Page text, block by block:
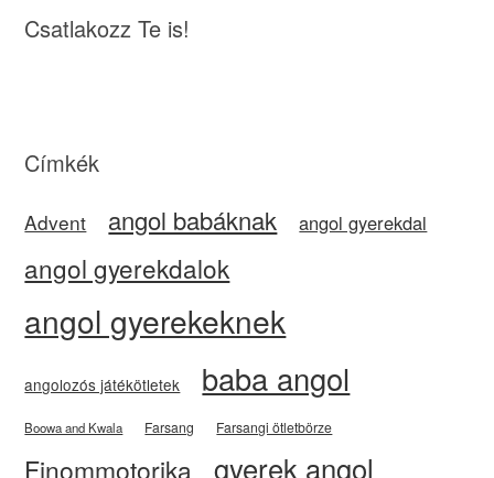
Csatlakozz Te is!
Címkék
Advent angol babáknak angol gyerekdal
angol gyerekdalok
angol gyerekeknek
angolozós játékötletek baba angol
Boowa and Kwala Farsang Farsangi ötletbörze
Finommotorika gyerek angol